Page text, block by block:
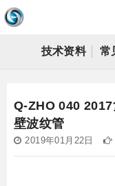
技术资料 常
Q-ZHO 040
壁波纹管
2019年01月22日